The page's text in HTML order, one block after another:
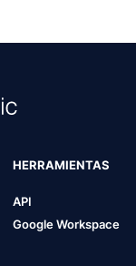
HERRAMIENTAS
API
Google Workspace